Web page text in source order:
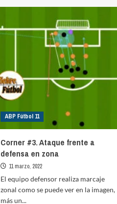
ABP Fútbol 11
Corner #3. Ataque frente a
defensa en zona
11 marzo, 2022
El equipo defensor realiza marcaje
zonal como se puede ver en la imagen,
más un...